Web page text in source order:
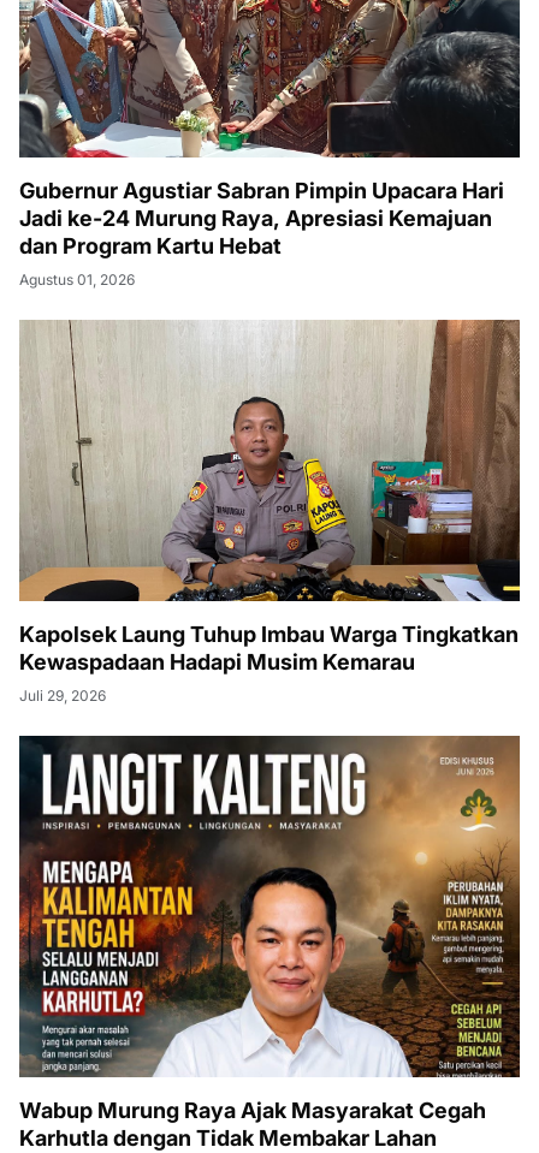
Gubernur Agustiar Sabran Pimpin Upacara Hari
Jadi ke-24 Murung Raya, Apresiasi Kemajuan
dan Program Kartu Hebat
Agustus 01, 2026
Kapolsek Laung Tuhup Imbau Warga Tingkatkan
Kewaspadaan Hadapi Musim Kemarau
Juli 29, 2026
Wabup Murung Raya Ajak Masyarakat Cegah
Karhutla dengan Tidak Membakar Lahan